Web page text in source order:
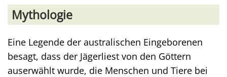
Mythologie
Eine Legende der australischen Eingeborenen
besagt, dass der Jägerliest von den Göttern
auserwählt wurde, die Menschen und Tiere bei